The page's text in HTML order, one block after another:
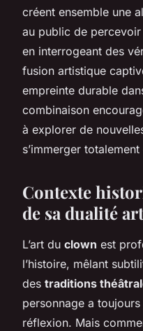
créent ensemble une
au public de
en interrogeant des
fusion artistique
empreinte durable
combinaison
à explorer de
s’immerger
Contexte
de sa dualité
L’art du clown est
l’histoire, mêlant
des traditions
personnage a
réflexion. Mais